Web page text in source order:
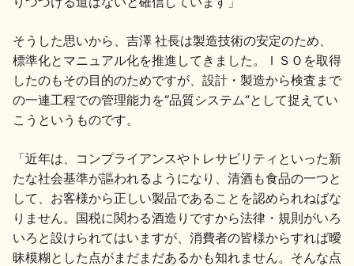
そうした思いから、吉澤 社長は製造技術の安定のため、
標準化とマニュアル化を推進してきました。ＩＳＯを取得
したのもその目的のためですが、設計・製造から検査まで
の一連工程での管理能力を“品質システム”として捉えてい
こうというものです。
「近年は、コンプライアンスやトレサビリティといった新
たな社会基準が謳われるようになり、清酒も食品の一つと
して、お客様から正しい製品であることを認められねばな
りません。国税に関わる酒造りですから法律・規則がいろ
いろと設けられてはいますが、消費者の皆様からすれば曖
昧模糊とした点がまだまだあるかも知れません。そんな点